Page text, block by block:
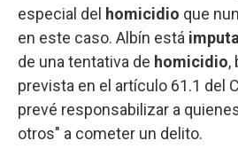
especial del homicidio que
en este caso. Albín está
de una tentativa de homicidio,
prevista en el artículo 61.1 del
prevé responsabilizar a
otros" a cometer un delito.